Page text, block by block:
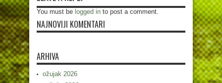
You must be logged in to post a comment.
NAJNOVIJI KOMENTARI
ARHIVA
ožujak 2026